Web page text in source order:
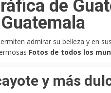
de
admirar su belleza y en
Fotos de todos los
y más